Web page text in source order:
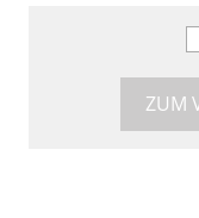
ZUM